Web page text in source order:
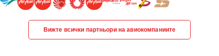
Вижте всички партньори на авиокомпаниите